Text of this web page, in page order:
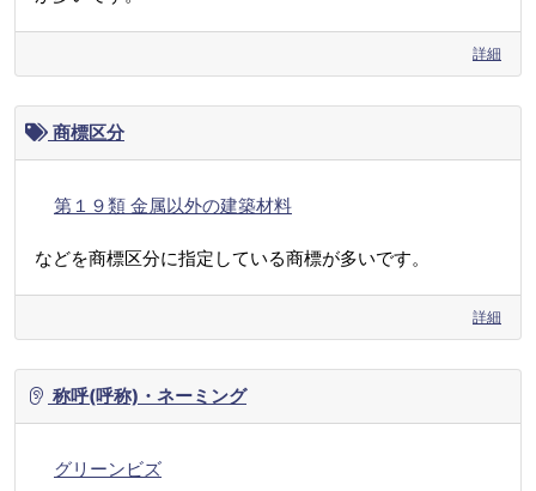
詳細
商標区分
第１９類 金属以外の建築材料
などを商標区分に指定している商標が多いです。
詳細
称呼(呼称)・ネーミング
グリーンビズ